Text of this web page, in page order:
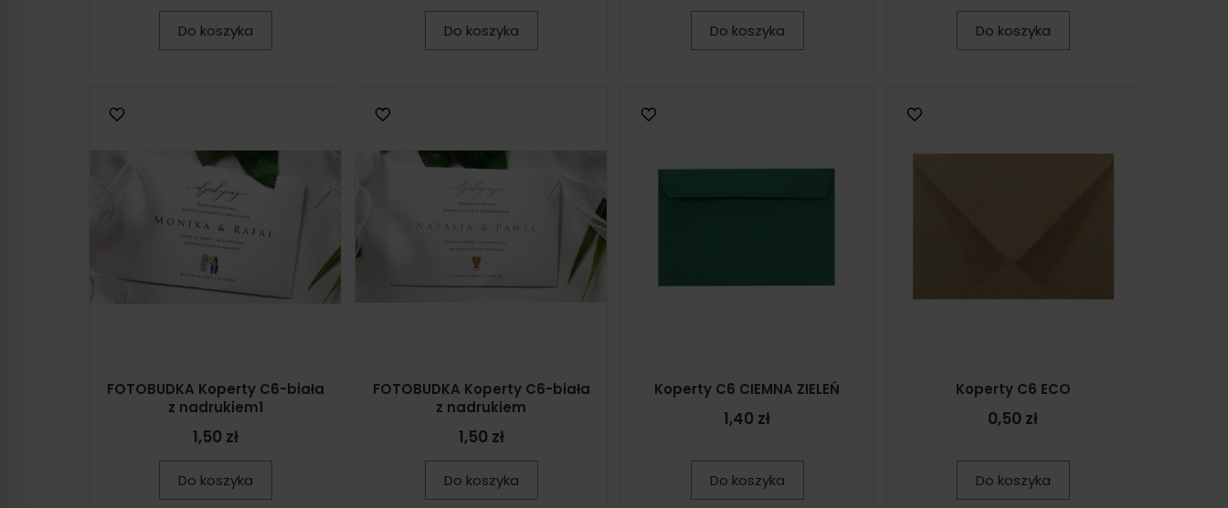
Do koszyka Do koszyka Do koszyka Do koszyka
FOTOBUDKA Koperty C6-biała
z nadrukiem1
1,50 zł
Do koszyka
FOTOBUDKA Koperty C6-biała
z nadrukiem
1,50 zł
Do koszyka
Koperty C6 CIEMNA ZIELEŃ
1,40 zł
Do koszyka
Koperty C6 ECO
0,50 zł
Do koszyka